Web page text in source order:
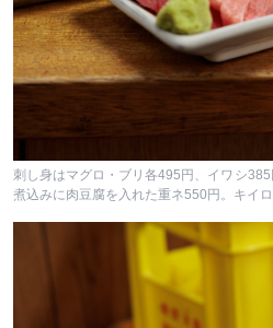
刺し身はマグロ・ブリ各495円、イワシ
煮込みに肉豆腐を入れた重ネ550円。キイロ